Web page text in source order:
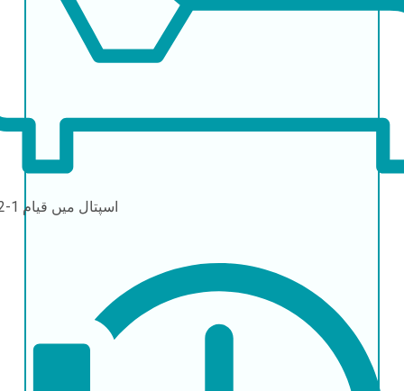
اسپتال میں قیام 1-2 دن